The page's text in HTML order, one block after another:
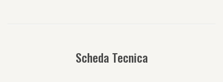
Scheda Tecnica